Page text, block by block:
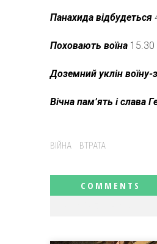
Панахида відбудеться
Поховають воїна 15.30
Доземний уклін воїну-
Вічна пам’ять і слава
Tags:
ВІЙНА ВТРАТА